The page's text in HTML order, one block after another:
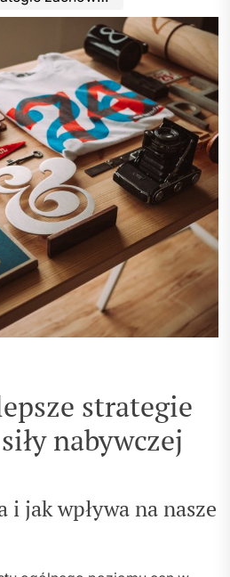
strategie
nabywczej
i jak wpływa na nasze